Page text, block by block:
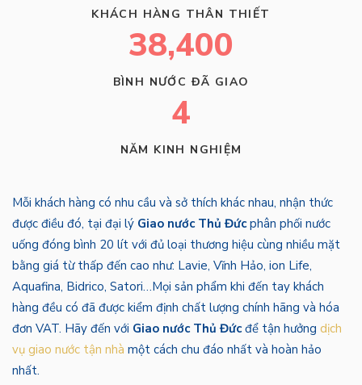
KHÁCH HÀNG THÂN THIẾT
38,400
BÌNH NƯỚC ĐÃ GIAO
4
NĂM KINH NGHIỆM
Mỗi khách hàng có nhu cầu và sở thích khác nhau, nhận thức
được điều đó, tại đại lý Giao nước Thủ Đức phân phối nước
uống đóng bình 20 lít với đủ loại thương hiệu cùng nhiều mặt
bằng giá từ thấp đến cao như: Lavie, Vĩnh Hảo, ion Life,
Aquafina, Bidrico, Satori…Mọi sản phẩm khi đến tay khách
hàng đều có đã được kiểm định chất lượng chính hãng và hóa
đơn VAT. Hãy đến với Giao nước Thủ Đức để tận hưởng dịch
vụ giao nước tận nhà một cách chu đáo nhất và hoàn hảo
nhất.